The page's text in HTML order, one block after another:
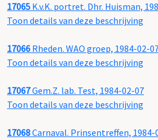
17065 K.v.K. portret. Dhr. Huisman,
Toon details van deze beschrijving
17066 Rheden. WAO groep, 1984-02-
Toon details van deze beschrijving
17067Gem.Z. lab. Test, 1984-02-07
Toon details van deze beschrijving
17068Carnaval. Prinsentreffen, 1984-